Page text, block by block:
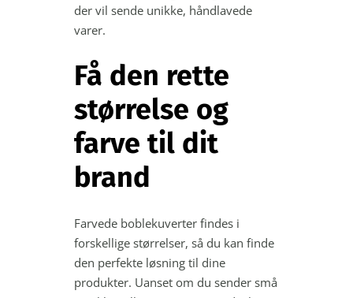
der vil sende unikke, håndlavede
varer.
Få den rette
størrelse og
farve til dit
brand
Farvede boblekuverter findes i
forskellige størrelser, så du kan finde
den perfekte løsning til dine
produkter. Uanset om du sender små